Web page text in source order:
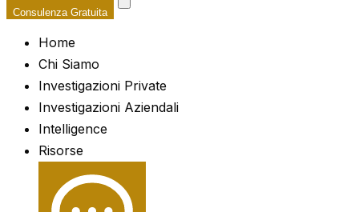
Consulenza Gratuita
Home
Chi Siamo
Investigazioni Private
Investigazioni Aziendali
Intelligence
Risorse